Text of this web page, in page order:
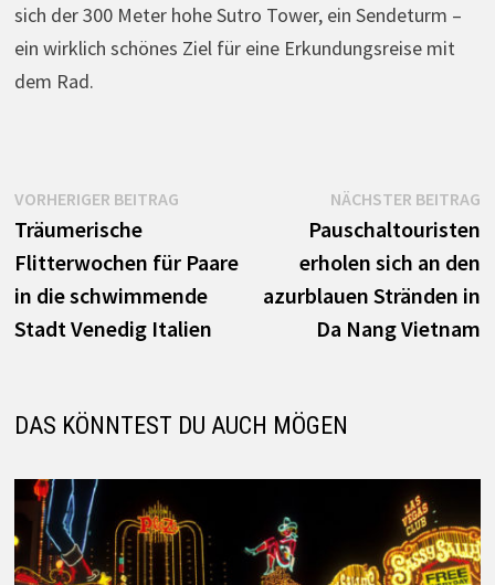
sich der 300 Meter hohe Sutro Tower, ein Sendeturm –
ein wirklich schönes Ziel für eine Erkundungsreise mit
dem Rad.
Beitrags-
Navigation
VORHERIGER BEITRAGVorheriger
Träumerische
Flitterwochen für Paare
in die schwimmende
Stadt Venedig Italien
NÄCHSTER BEITRAG
Pauschaltouristen
erholen sich an den
azurblauen Stränden in
Da Nang Vietnam
DAS KÖNNTEST DU AUCH MÖGEN